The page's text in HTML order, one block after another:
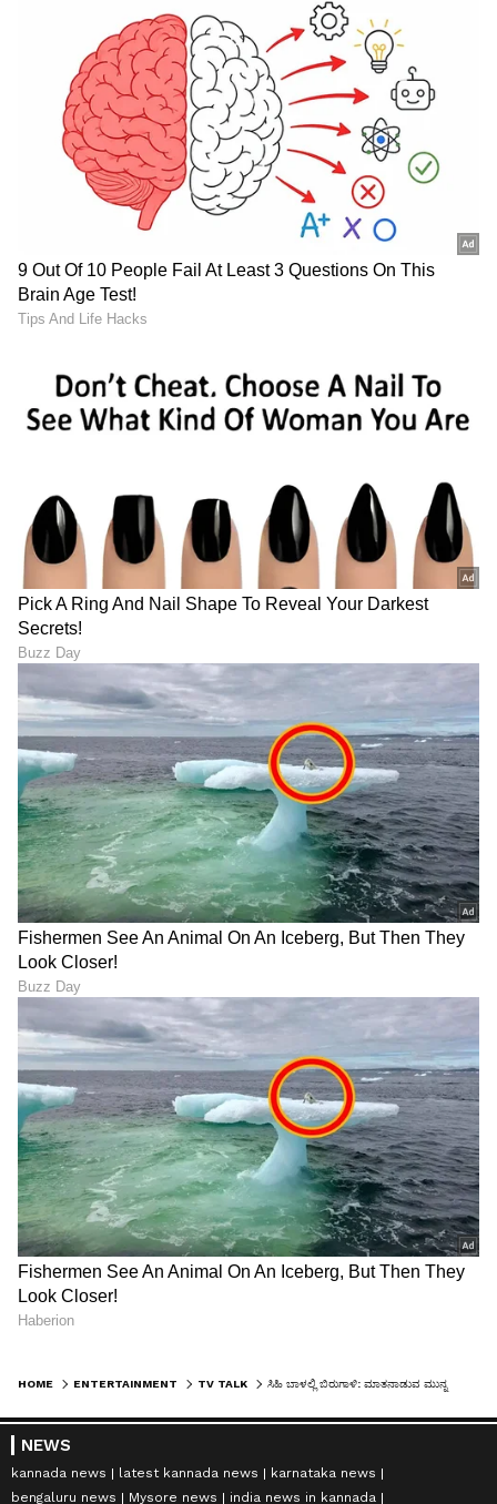
HOME ENTERTAINMENT TV TALK
NEWS
kannada news latest kannada news
karnataka news
bengaluru news
Mysore news
india news in kannada